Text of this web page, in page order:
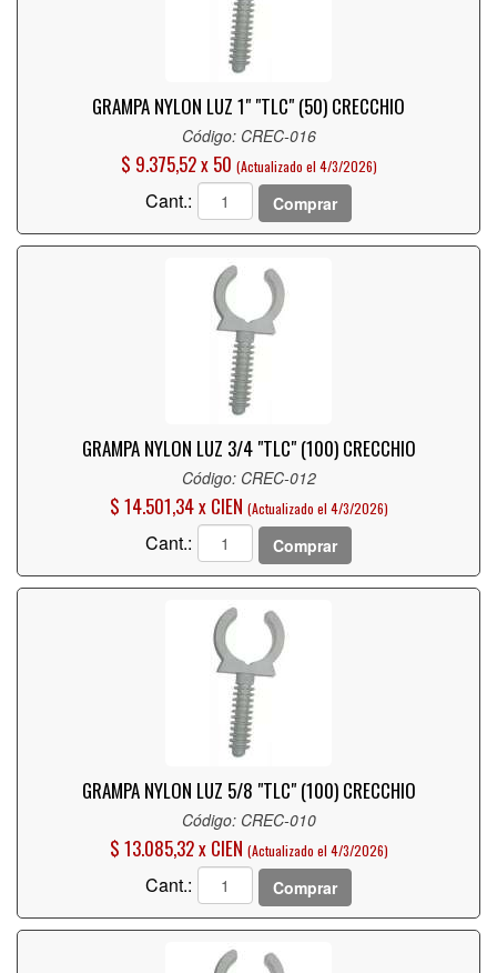
GRAMPA NYLON LUZ 1" "TLC" (50) CRECCHIO
Código: CREC-016
$ 9.375,52 x 50 (Actualizado el 4/3/2026)
Cant.: Comprar
GRAMPA NYLON LUZ 3/4 "TLC" (100) CRECCHIO
Código: CREC-012
$ 14.501,34 x CIEN (Actualizado el 4/3/2026)
Cant.: Comprar
GRAMPA NYLON LUZ 5/8 "TLC" (100) CRECCHIO
Código: CREC-010
$ 13.085,32 x CIEN (Actualizado el 4/3/2026)
Cant.: Comprar